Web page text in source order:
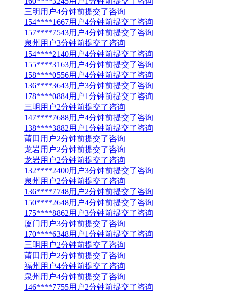
三明用户4分钟前提交了咨询
154****1667用户4分钟前提交了咨询
157****7543用户4分钟前提交了咨询
泉州用户3分钟前提交了咨询
154****2140用户4分钟前提交了咨询
155****3163用户4分钟前提交了咨询
158****0556用户4分钟前提交了咨询
136****3643用户3分钟前提交了咨询
178****0884用户1分钟前提交了咨询
三明用户2分钟前提交了咨询
147****7688用户4分钟前提交了咨询
138****3882用户1分钟前提交了咨询
莆田用户2分钟前提交了咨询
龙岩用户2分钟前提交了咨询
龙岩用户2分钟前提交了咨询
132****2400用户3分钟前提交了咨询
泉州用户2分钟前提交了咨询
136****7748用户2分钟前提交了咨询
150****2648用户4分钟前提交了咨询
175****8862用户3分钟前提交了咨询
厦门用户3分钟前提交了咨询
170****6348用户1分钟前提交了咨询
三明用户2分钟前提交了咨询
莆田用户2分钟前提交了咨询
福州用户4分钟前提交了咨询
泉州用户4分钟前提交了咨询
146****7755用户2分钟前提交了咨询